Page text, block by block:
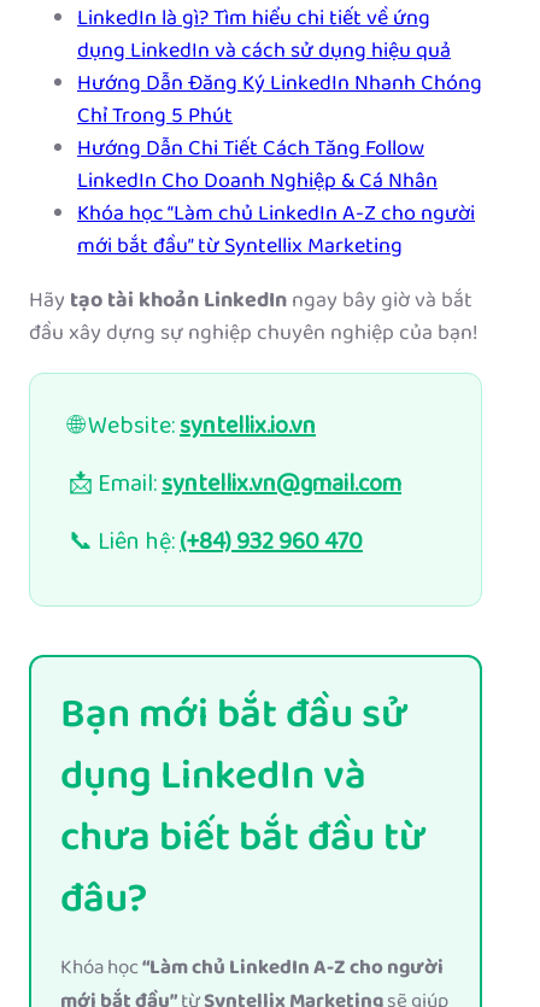
LinkedIn là gì? Tìm hiểu chi tiết về ứng
dụng LinkedIn và cách sử dụng hiệu quả
Hướng Dẫn Đăng Ký LinkedIn Nhanh Chóng
Chỉ Trong 5 Phút
Hướng Dẫn Chi Tiết Cách Tăng Follow
LinkedIn Cho Doanh Nghiệp & Cá Nhân
Khóa học “Làm chủ LinkedIn A-Z cho người
mới bắt đầu” từ Syntellix Marketing
Hãy tạo tài khoản LinkedInngay bây giờ và bắt
đầu xây dựng sự nghiệp chuyên nghiệp của bạn!
🌐 Website:syntellix.io.vn
📩 Email:syntellix.vn@gmail.com
📞 Liên hệ:(+84) 932 960 470
Bạn mới bắt đầu sử
dụng LinkedIn và
chưa biết bắt đầu từ
đâu?
Khóa học“Làm chủ LinkedIn A-Z cho người